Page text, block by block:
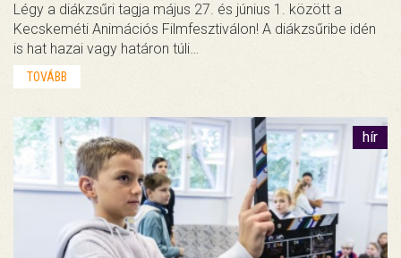
Légy a diákzsűri tagja május 27. és június 1. között a
Kecskeméti Animációs Filmfesztiválon! A diákzsűribe idén
is hat hazai vagy határon túli…
TOVÁBB
hír